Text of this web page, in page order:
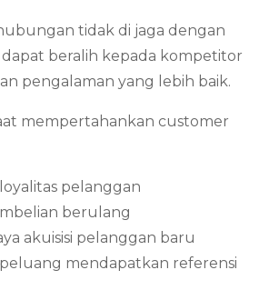
tidak di jaga dengan
dapat beralih kepada kompetitor
pengalaman yang lebih baik.
mempertahankan customer
pelanggan
berulang
akuisisi pelanggan baru
mendapatkan referensi